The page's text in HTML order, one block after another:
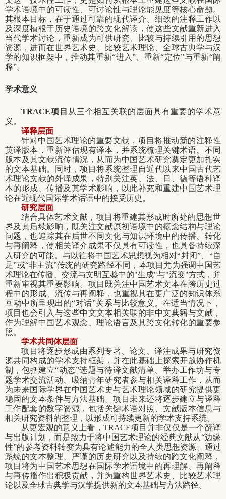
学术语境中的可读性、可讨论性与理论能见度等核心命题。
其根本目标，在于通过可靠的现代译介、细致的注释工作以
及深度植根于历史语境的跨文化解读，使这些文献重新进入
当代学术讨论，重新成为可供研究、比较与持续引用的思想
资源，进而在世界艺术史、比较艺术理论、全球古典学与汉
学的知识框架中，推动其重新“进入” 、重新“定位”与重新“阐
释”。
学术意义
TRACE项目 从三个相互关联的层面具有重要的学术意
义。
译释层面
针对中国艺术理论的重要文献，项目将推动新的注释性
英译版本，重新评估现有译本，并系统梳理关键术语、不同
版本及其文献流传情况，从而为中国艺术研究奠定更加扎实
的文本基础。同时，项目将系统整理自近代以来中国古代艺
术理论文献的外译成果，特别关注英、法、日、德等语种译
本的形成、传播及其学术影响，以此补充和重建中国艺术理
论在近现代国际学术话语中的接受历史。
研究层面
结合具体艺术文献，项目将重建其形成时所处的思想世
界及其后续影响，既关注文献原初语境中的概念结构与理论
问题，也追踪其在后世不同文化与知识环境中的传播、转化
与再阐释，使相关译介成果不仅具有可读性，也具备持续深
入研究的可能。与以往将中国艺术思想视为相对“封闭”、“自
足”或“非主流”传统的研究路径不同，本项目尤为强调中国艺
术理论在传播、交流与文明互鉴中的"生成"与"流变"方式，并
重新审视其重要影响。项目既关注中国艺术文本在跨历史过
程中的形成、流传与再阐释，也重视其在更广泛的知识体系
互动中所呈现出的“对话”关系与比较意义。 在适当情况下，
项目也会引入与这些中文文本相关联的非中文典籍与文献，
作为理解中国艺术观念、理论语言及其跨文化转化的重要参
照。
学术共同体层面
项目将逐步形成由系列专著、论文、译注成果与研究资
源共同构成的学术支持框架，并在此基础上探索开放协作机
制，包括建立“动态”选题与待译文献清单、举办工作坊与专
题学术交流活动、吸纳青年研究者参与相关译释工作，从而
为未来国际学界在中国艺术史与艺术理论领域的研究提供更
稳固的文本条件与方法基础。项目未来还将逐步建立与译释
工作配套的数字资源，包括关键术语对照、文献版本信息与
相关研究资料的整理，以形成可持续更新的学术支持系统。
从更宏观的意义上看，TRACE项目并非仅仅是一个翻译
与出版计划，而是致力于将中国艺术理论的经典文献从“边缘
性”的参考资料转变为具有论述能力的全人类思想资源。通过
系统的文本整理、严谨的历史研究以及持续的跨文化阐释，
项目将为中国艺术思想在国际学术语境中的再理解、再阐释
与再传播作出积极贡献，并为重构世界艺术史、比较艺术理
论以及全球古典学与汉学提供新的文本基础与方法路径。